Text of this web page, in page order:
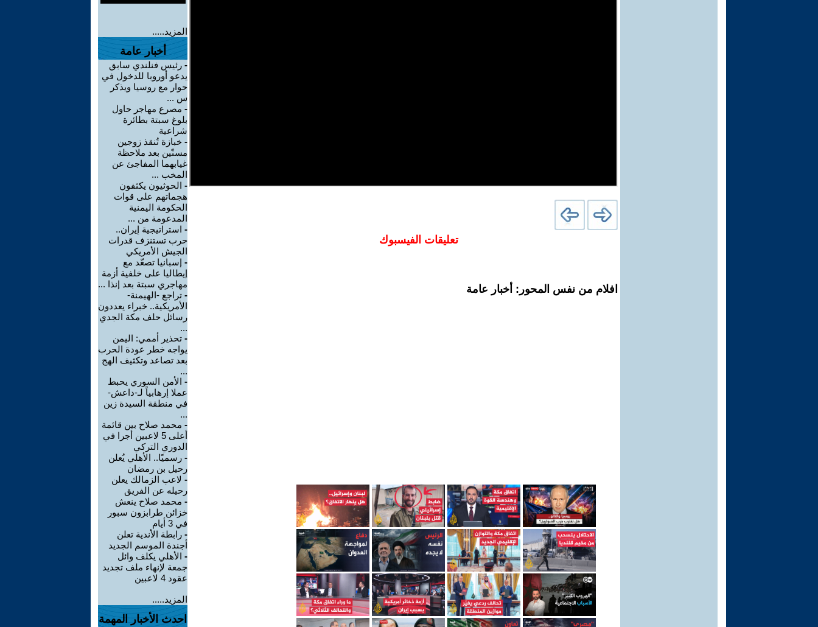
تعليقات الفيسبوك
افلام من نفس المحور: أخبار عامة
المزيد.....
أخبار عامة
- رئيس فنلندي سابق
يدعو أوروبا للدخول في
حوار مع روسيا ويذكر
س ...
- مصرع مهاجر حاول
بلوغ سبتة بطائرة
شراعية
- خبازة تُنقذ زوجين
مسنّين بعد ملاحظة
غيابهما المفاجئ عن
المخب ...
- الحوثيون يكثفون
هجماتهم على قوات
الحكومة اليمنية
المدعومة من ...
- استراتيجية إيران..
حرب تستنزف قدرات
الجيش الأمريكي
- إسبانيا تصعّد مع
إيطاليا على خلفية أزمة
مهاجري سبتة بعد إنذا ...
- تراجع -الهيمنة-
الأمريكية.. خبراء يعددون
رسائل حلف مكة الجدي
...
- تحذير أممي: اليمن
يواجه خطر عودة الحرب
بعد تصاعد وتكثيف الهج
...
- الأمن السوري يحبط
عملا إرهابياً لـ-داعش-
في منطقة السيدة زين
...
- محمد صلاح بين قائمة
أعلى 5 لاعبين أجرا في
الدوري التركي
- رسميًا.. الأهلي يُعلن
رحيل بن رمضان
- لاعب الزمالك يعلن
رحيله عن الفريق
- محمد صلاح ينعش
خزائن طرابزون سبور
في 3 أيام
- رابطة الأندية تعلن
أجندة الموسم الجديد
- الأهلي يكلف وائل
جمعة لإنهاء ملف تجديد
عقود 4 لاعبين
المزيد.....
احدث الأخبار المهمة